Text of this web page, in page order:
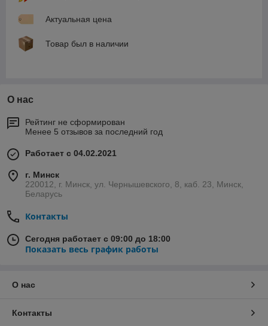
Актуальная цена
Товар был в наличии
О нас
Рейтинг не сформирован
Менее 5 отзывов за последний год
Работает с 04.02.2021
г. Минск
220012, г. Минск, ул. Чернышевского, 8, каб. 23, Минск,
Беларусь
Контакты
Сегодня работает с 09:00 до 18:00
Показать весь график работы
О нас
Контакты